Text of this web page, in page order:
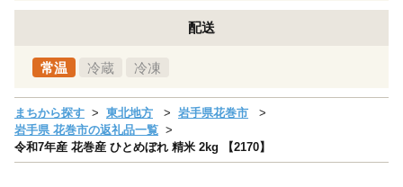
配送
常温 冷蔵 冷凍
まちから探す 東北地方
岩手県花巻市
岩手県 花巻市の返礼品一覧
令和7年産 花巻産 ひとめぼれ 精米 2kg 【2170】